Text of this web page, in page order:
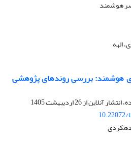
الهه
هوشمند: بررسی روندهای پژوهشی
انتشار آنلاین از26 اردیبهشت 1405
10.22072/
دهکردی